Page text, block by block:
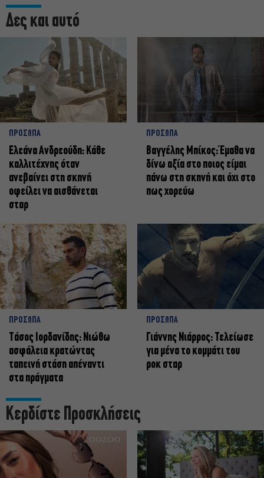
Δες και αυτό
ΠΡΟΣΩΠΑ
Ελεάνα Ανδρεούδη: Κάθε
καλλιτέχνης όταν
ανεβαίνει στη σκηνή
οφείλει να αισθάνεται
σταρ
ΠΡΟΣΩΠΑ
Βαγγέλης Μπίκος: Έμαθα να
δίνω αξία στο ποιος είμαι
πάνω στη σκηνή και όχι στο
πως χορεύω
ΠΡΟΣΩΠΑ
Tάσος Ιορδανίδης: Νιώθω
ασφάλεια κρατώντας
ταπεινή στάση απέναντι
στα πράγματα
ΠΡΟΣΩΠΑ
Γιάννης Νιάρρος: Τελείωσε
για μένα το κομμάτι του
ροκ σταρ
Κερδίστε Προσκλήσεις